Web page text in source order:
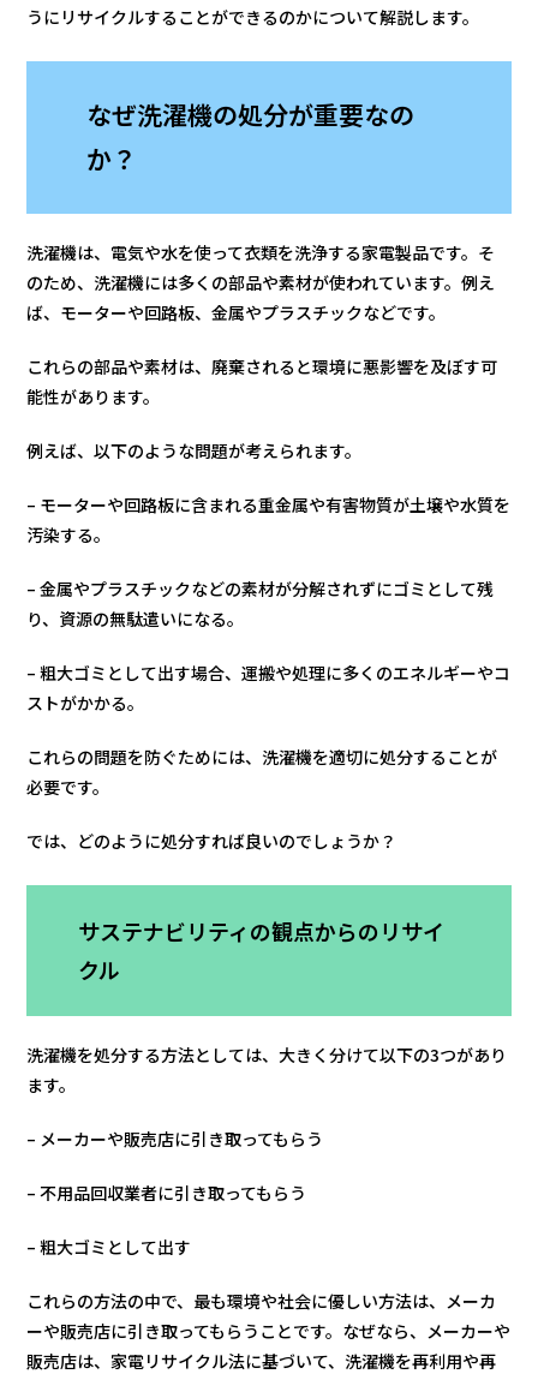
うにリサイクルすることができるのかについて解説します。
なぜ洗濯機の処分が重要なの
か？
洗濯機は、電気や水を使って衣類を洗浄する家電製品です。そ
のため、洗濯機には多くの部品や素材が使われています。例え
ば、モーターや回路板、金属やプラスチックなどです。
これらの部品や素材は、廃棄されると環境に悪影響を及ぼす可
能性があります。
例えば、以下のような問題が考えられます。
– モーターや回路板に含まれる重金属や有害物質が土壌や水質を
汚染する。
– 金属やプラスチックなどの素材が分解されずにゴミとして残
り、資源の無駄遣いになる。
– 粗大ゴミとして出す場合、運搬や処理に多くのエネルギーやコ
ストがかかる。
これらの問題を防ぐためには、洗濯機を適切に処分することが
必要です。
では、どのように処分すれば良いのでしょうか？
サステナビリティの観点からのリサイ
クル
洗濯機を処分する方法としては、大きく分けて以下の3つがあり
ます。
– メーカーや販売店に引き取ってもらう
– 不用品回収業者に引き取ってもらう
– 粗大ゴミとして出す
これらの方法の中で、最も環境や社会に優しい方法は、メーカ
ーや販売店に引き取ってもらうことです。なぜなら、メーカーや
販売店は、家電リサイクル法に基づいて、洗濯機を再利用や再